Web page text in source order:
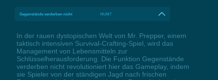
Gegenstände verderben nicht NUM7
In der rauen dystopischen Welt von Mr. Prepper, einem
taktisch intensiven Survival-Crafting-Spiel, wird das
Management von Lebensmitteln zur
Schlüsselherausforderung. Die Funktion Gegenstände
verderben nicht revolutioniert hier das Gameplay, indem
sie Spieler von der ständigen Jagd nach frischen